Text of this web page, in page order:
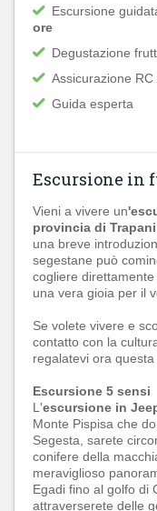
Escursione
ore
Degustazione
Assicurazione RC
Guida esperta
Escursione in
Vieni a vivere un
provincia di Trapani
una breve
segestane può
cogliere
una vera gioia per il
Se volete vivere e
contatto con la
regalatevi ora
Escursione 5 sensi
L'escursione in
Monte Pispisa che
Segesta, sarete
conifere della
meraviglioso
Egadi fino al golfo di
attraverserete delle